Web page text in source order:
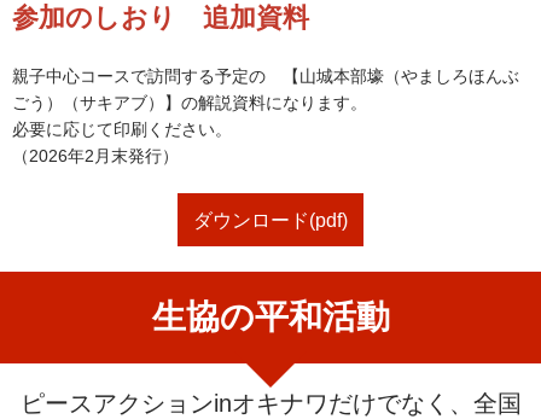
参加のしおり 追加資料
親子中心コースで訪問する予定の 【山城本部壕（やましろほんぶ
ごう）（サキアブ）】の解説資料になります。
必要に応じて印刷ください。
（2026年2月末発行）
ダウンロード(pdf)
生協の平和活動
ピースアクションinオキナワだけでなく、全国